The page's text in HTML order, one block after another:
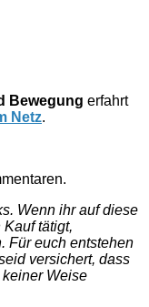
Bewegung erfahrt
Netz.
Wenn ihr auf diese
tätigt,
Für euch entstehen
versichert, dass
Weise